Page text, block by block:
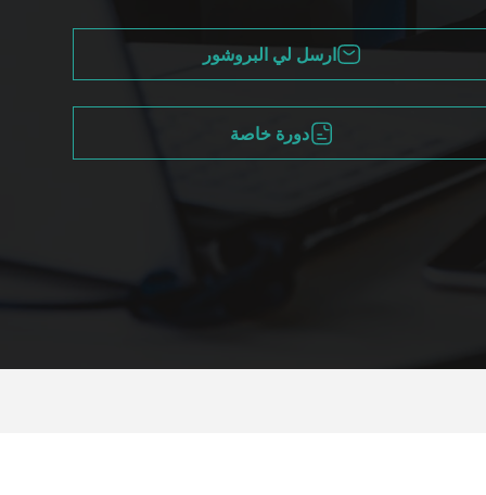
ارسل لي البروشور
دورة خاصة